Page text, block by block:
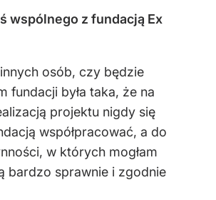
wspólnego z fundacją Ex
osób, czy będzie
fundacji była taka, że na
projektu nigdy się
współpracować, a do
w których mogłam
bardzo sprawnie i zgodnie